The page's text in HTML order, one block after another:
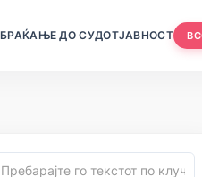
ДО СУДОТЈАВНОСТ